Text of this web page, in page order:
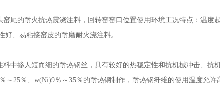
尾的耐火抗热震浇注料，回转窑窑口位置使用环境工况特点：温
、易粘接窑皮的耐磨耐火浇注料。
中掺人短而细的耐热钢丝，具有较好的热稳定性和抗机械冲击、
～25％、w(Ni)9％～35％的耐热钢制作，耐热钢纤维的使用温度允许